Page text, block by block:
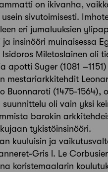
on ikivanha,
sivutoimisesti.
eri jumaluuksien
insinööri muinaisessa
Miletoslainen oli
apotti Suger (1081
mestariarkkitehdit
Buonnaroti (1475-1564),
suunnittelu oli vain yksi
barokin
tykistöinsinööri.
kuuluisin ja
Gris l. Le
koristemaalarin